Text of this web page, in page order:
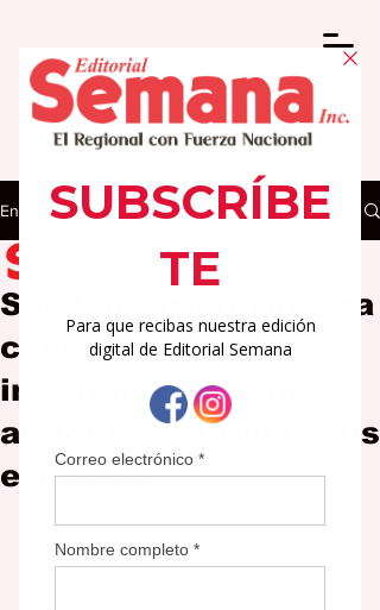
Entrada
San Lorenzo formaliza
convenio para
integrar enseñanzas
agrícolas en todas sus
escuelas
2 min de lectura